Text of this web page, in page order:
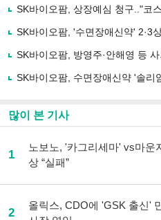
사
유
기
SK바이오팜, 상장예심 청구.."코
SK바이오팜, '수면장애신약' 2·3
SK바이오팜, 방영주·안해영 등
SK바이오팜, 수면장애신약 '솔리
많이 본 기사
1
노보노, '카그리세마' vs마운
상 “실패”
2
올릭스, CDO에 'GSK 출신'